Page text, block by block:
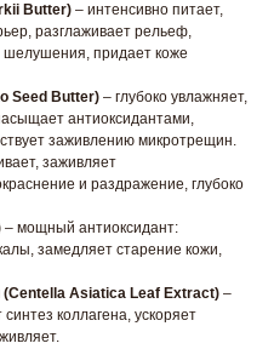
Butter) – интенсивно питает,
разглаживает рельеф,
придает коже
Seed Butter) – глубоко увлажняет,
антиоксидантами,
заживлению микротрещин.
заживляет
и раздражение, глубоко
– мощный антиоксидант:
замедляет старение кожи,
(Centella Asiatica Leaf Extract) –
коллагена, ускоряет